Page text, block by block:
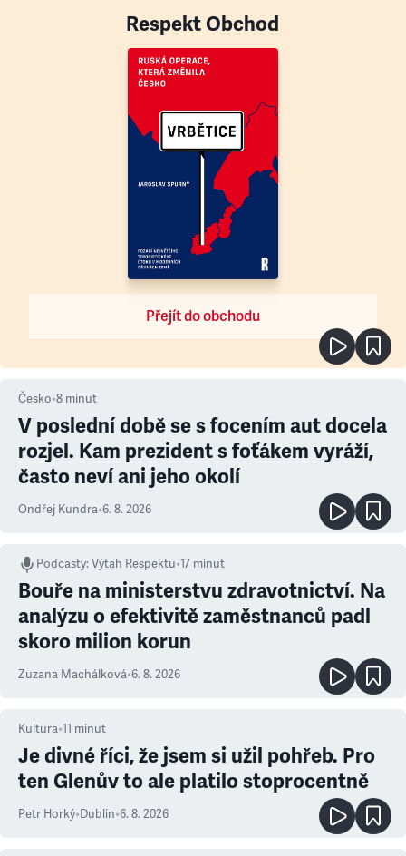
Respekt Obchod
Přejít do obchodu
Česko•8 minut
V poslední době se s focením aut docela
rozjel. Kam prezident s foťákem vyráží,
často neví ani jeho okolí
Ondřej Kundra•6. 8. 2026
Podcasty:Výtah Respektu•17 minut
Bouře na ministerstvu zdravotnictví. Na
analýzu o efektivitě zaměstnanců padl
skoro milion korun
Zuzana Machálková•6. 8. 2026
Kultura•11 minut
Je divné říci, že jsem si užil pohřeb. Pro
ten Glenův to ale platilo stoprocentně
Petr Horký•Dublin•6. 8. 2026